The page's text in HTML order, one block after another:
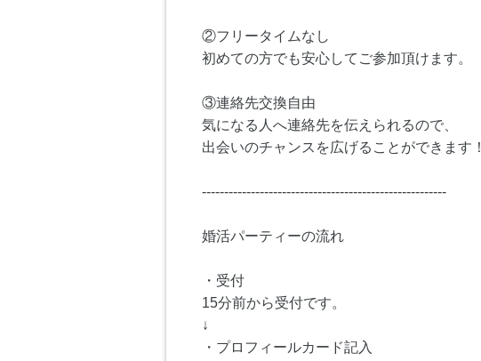
②フリータイムなし
初めての方でも安心してご参加頂けます。
③連絡先交換自由
気になる人へ連絡先を伝えられるので、
出会いのチャンスを広げることができます！
-------------------------------------------------------
婚活パーティーの流れ
・受付
15分前から受付です。
↓
・プロフィールカード記入